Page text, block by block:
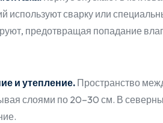
используют сварку или
предотвращая попадание
и утепление.Пространство
слоями по 20–30 см. В